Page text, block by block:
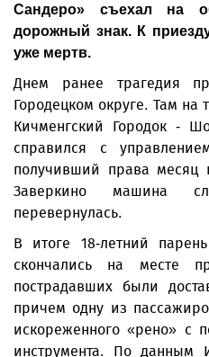
Сандеро» съехал на
дорожный знак. К
уже мертв.
Днем ранее трагедия
Городецком округе. Там на
Кичменгский Городок -
справился с
получивший права месяц
Заверкино машина
перевернулась.
В итоге 18-летний
скончались на месте
пострадавших были
причем одну из
искореженного «рено» с
инструмента. По данным